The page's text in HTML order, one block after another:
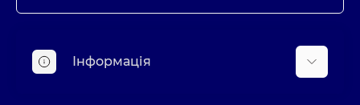
Інформація